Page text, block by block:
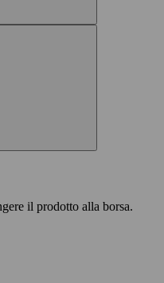
il prodotto alla borsa.